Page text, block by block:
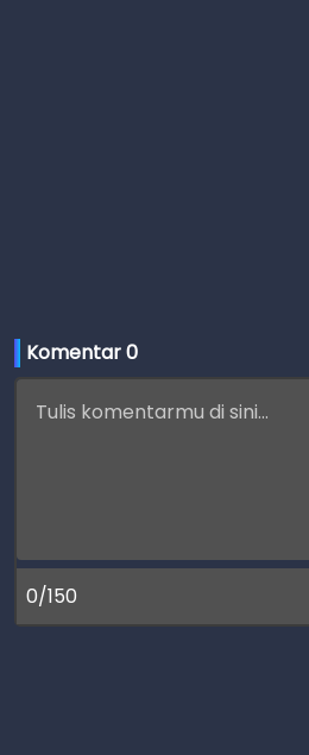
Komentar 0
0/150